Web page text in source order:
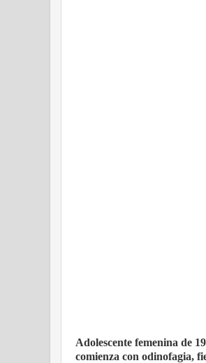
Adolescente femenina de
comienza con odinofagia,